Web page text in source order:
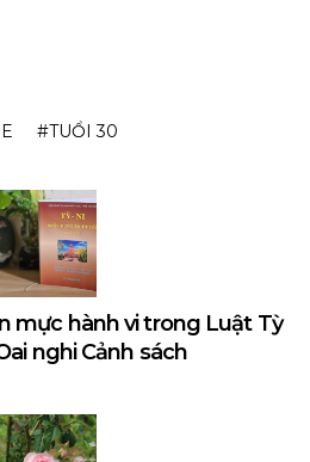
TUỔI 30
mực hành vi trong Luật Tỳ
nghi Cảnh sách